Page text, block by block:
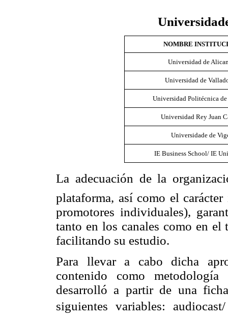
NOMBRE
Universidad de
Universidad de
Universidad Politécnica
Universidad Rey Juan
Universidade de
IE Business School/ IE
La adecuación de la
plataforma, así como el
promotores individuales),
tanto en los canales como en
facilitando su estudio.
Para llevar a cabo dicha
contenido como
desarrolló a partir de una
siguientes variables: